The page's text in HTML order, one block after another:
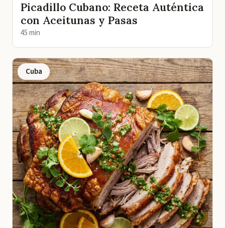
Picadillo Cubano: Receta Auténtica
con Aceitunas y Pasas
45 min
Cuba